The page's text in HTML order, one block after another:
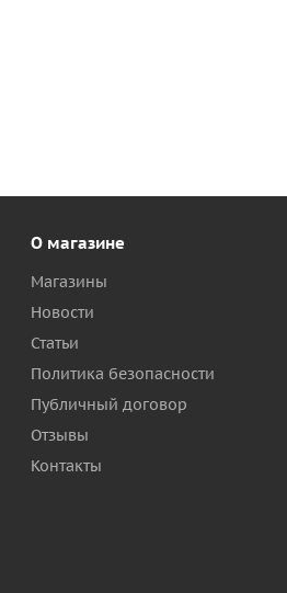
О магазине
Магазины
Новости
Статьи
Политика безопасности
Публичный договор
Отзывы
Контакты